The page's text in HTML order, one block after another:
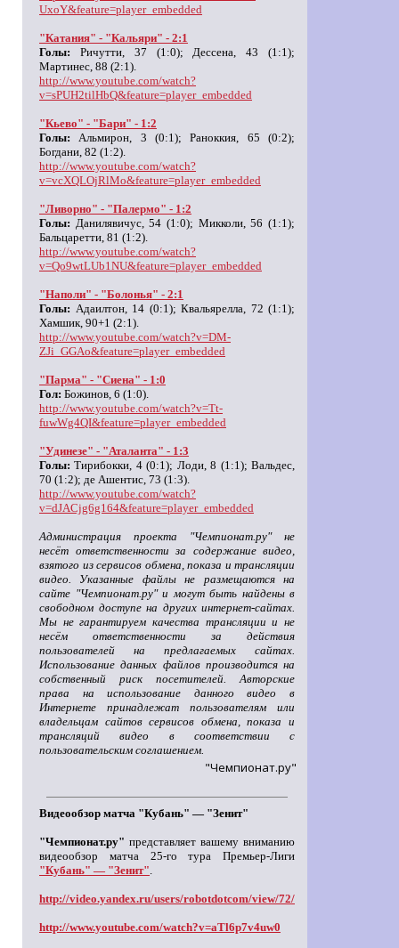
UxoY&feature=player_embedded
"Катания" - "Кальяри" - 2:1
Голы: Ричутти, 37 (1:0); Дессена, 43 (1:1);
Мартинес, 88 (2:1).
http://www.youtube.com/watch?
v=sPUH2tilHbQ&feature=player_embedded
"Кьево" - "Бари" - 1:2
Голы: Альмирон, 3 (0:1); Раноккия, 65 (0:2);
Богдани, 82 (1:2).
http://www.youtube.com/watch?
v=vcXQLOjRlMo&feature=player_embedded
"Ливорно" - "Палермо" - 1:2
Голы: Данилявичус, 54 (1:0); Микколи, 56 (1:1);
Бальцаретти, 81 (1:2).
http://www.youtube.com/watch?
v=Qo9wtLUb1NU&feature=player_embedded
"Наполи" - "Болонья" - 2:1
Голы: Адаилтон, 14 (0:1); Квальярелла, 72 (1:1);
Хамшик, 90+1 (2:1).
http://www.youtube.com/watch?v=DM-
ZJi_GGAo&feature=player_embedded
"Парма" - "Сиена" - 1:0
Гол: Божинов, 6 (1:0).
http://www.youtube.com/watch?v=Tt-
fuwWg4QI&feature=player_embedded
"Удинезе" - "Аталанта" - 1:3
Голы: Тирибокки, 4 (0:1); Лоди, 8 (1:1); Вальдес,
70 (1:2); де Ашентис, 73 (1:3).
http://www.youtube.com/watch?
v=dJACjg6g164&feature=player_embedded
Администрация проекта "Чемпионат.ру" не
несёт ответственности за содержание видео,
взятого из сервисов обмена, показа и трансляции
видео. Указанные файлы не размещаются на
сайте "Чемпионат.ру" и могут быть найдены в
свободном доступе на других интернет-сайтах.
Мы не гарантируем качества трансляции и не
несём ответственности за действия
пользователей на предлагаемых сайтах.
Использование данных файлов производится на
собственный риск посетителей. Авторские
права на использование данного видео в
Интернете принадлежат пользователям или
владельцам сайтов сервисов обмена, показа и
трансляций видео в соответствии с
пользовательским соглашением.
"Чемпионат.ру"
Видеообзор матча "Кубань" — "Зенит"
"Чемпионат.ру" представляет вашему вниманию
видеообзор матча 25-го тура Премьер-Лиги
"Кубань" — "Зенит".
http://video.yandex.ru/users/robotdotcom/view/72/
http://www.youtube.com/watch?v=aTl6p7v4uw0